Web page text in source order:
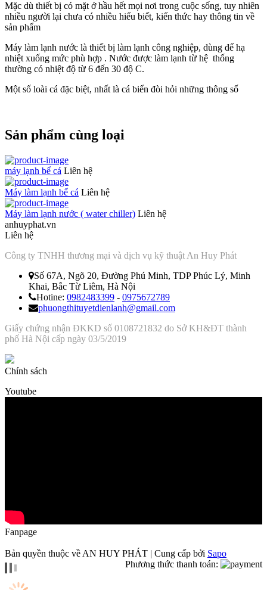
Mặc dù thiết bị có mặt ở hầu hết mọi nơi trong cuộc sống, tuy nhiên
nhiều người lại chưa có nhiều hiểu biết, kiến thức hay thông tin về
sản phẩm
Máy làm lạnh nước là thiết bị làm lạnh công nghiệp, dùng để hạ
nhiệt xuống mức phù hợp . Nước được làm lạnh từ hệ thống
thường có nhiệt độ từ 6 đến 30 độ C.
Một số loài cá đặc biệt, nhất là cá biển đòi hỏi những thông số
Sản phẩm cùng loại
máy lạnh bể cá Liên hệ
Máy làm lạnh bể cá Liên hệ
Máy làm lạnh nước ( water chiller) Liên hệ
anhuyphat.vn
Liên hệ
Công ty TNHH thương mại và dịch vụ kỹ thuật An Huy Phát
Số 67A, Ngõ 20, Đường Phú Minh, TDP Phúc Lý, Minh
Khai, Bắc Từ Liêm, Hà Nội
Hotine: 0982483399 - 0975672789
phuongthituyetdienlanh@gmail.com
Giấy chứng nhận ĐKKD số 0108721832 do Sở KH&ĐT thành
phố Hà Nội cấp ngày 03/5/2019
Chính sách
Youtube
Fanpage
Bản quyền thuộc về AN HUY PHÁT | Cung cấp bởi Sapo
Phương thức thanh toán: